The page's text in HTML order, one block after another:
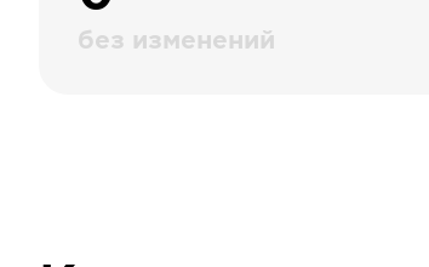
без изменений